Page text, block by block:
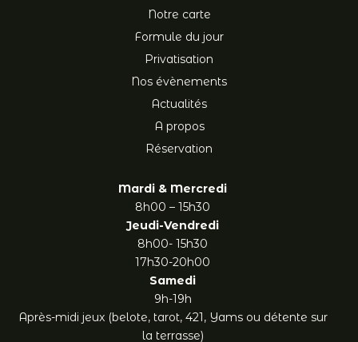
Notre carte
Formule du jour
Privatisation
Nos évènements
Actualités
A propos
Réservation
Mardi & Mercredi
8h00 – 15h30
Jeudi-Vendredi
8h00- 15h30
17h30-20h00
Samedi
9h-19h
Après-midi jeux (belote, tarot, 421, Yams ou détente sur
la terrasse)